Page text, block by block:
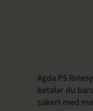
Agda PS
betalar du
säkert med